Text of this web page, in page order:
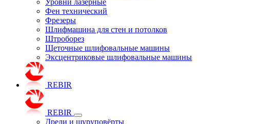
Уровни лазерные
Фен технический
Фрезеры
Шлифмашина для стен и потолков
Штроборез
Щеточные шлифовальные машины
Эксцентриковые шлифовальные машины
REBIR
REBIR
Дрели и шуруповёрты